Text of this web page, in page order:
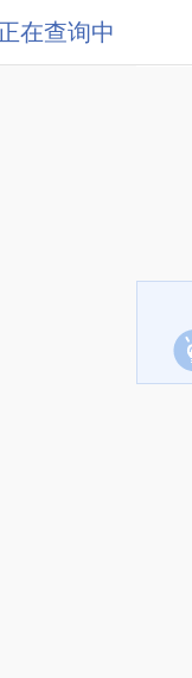
在查询中